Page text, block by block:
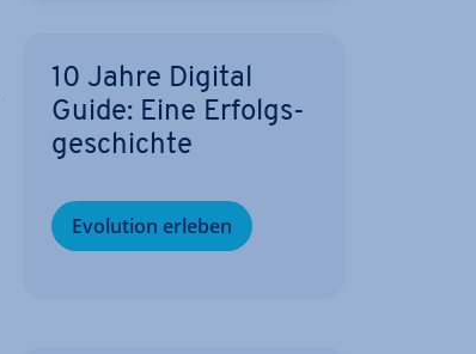
10 Jahre Digital
Guide: Eine Er­folgs­
ge­schich­te
Evolution erleben